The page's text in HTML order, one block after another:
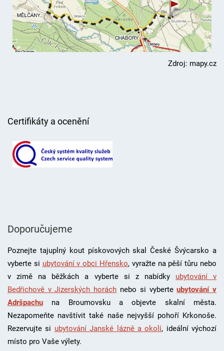
Zdroj: mapy.cz
Certifikáty a ocenění
Doporučujeme
Poznejte tajuplný kout pískovových skal České Švýcarsko a
vyberte si ubytování v obci Hřensko, vyražte na pěší tůru nebo
v zimě na běžkách a vyberte si z nabídky ubytování v
Bedřichově v Jizerských horách nebo si vyberteubytování v
Adršpachu
na Broumovsku a objevte skalní města.
Nezapomeňte navštívit také naše nejvyšší pohoří Krkonoše.
Rezervujte si ubytování Janské lázně a okolí, ideální výchozí
místo pro Vaše výlety.